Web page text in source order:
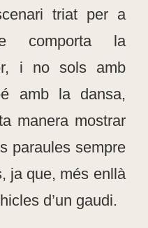
triat per a
comporta la
i no sols amb
amb la dansa,
manera mostrar
paraules sempre
ja que, més enllà
d’un gaudi.